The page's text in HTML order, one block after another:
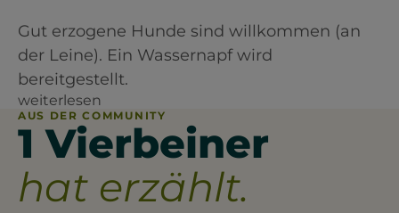
Gut erzogene Hunde sind willkommen (an
der Leine). Ein Wassernapf wird
bereitgestellt.
weiterlesen
AUS DER COMMUNITY
1 Vierbeiner
hat erzählt.